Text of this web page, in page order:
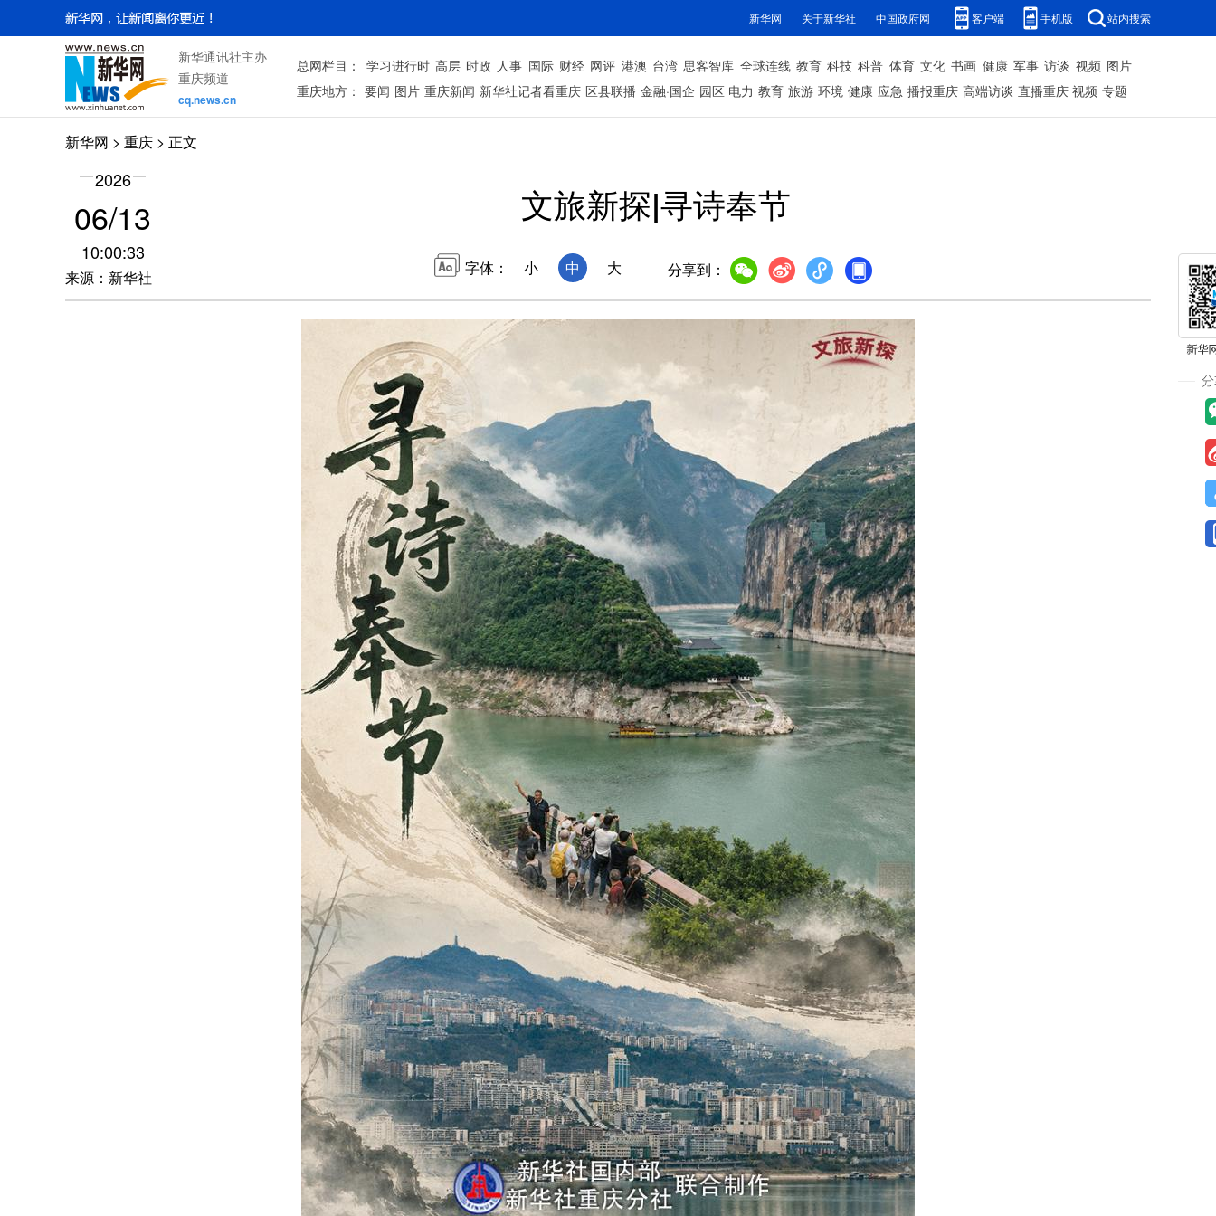
新华网 关于新华社 中国政府网 客户端 手机版 站内搜索
新华通讯社主办
重庆频道
cq.news.cn
总网栏目： 学习进行时 高层 时政 人事 国际 财经 网评 港澳 台湾 思客智库 全球连线 教育 科技 科普 体育 文化 书画 健康 军事 访谈 视频 图片
重庆地方： 要闻 图片 重庆新闻 新华社记者看重庆 区县联播 金融·国企 园区 电力 教育 旅游 环境 健康 应急 播报重庆 高端访谈 直播重庆 视频 专题
新华网 > 重庆 > 正文
2026
06/13
10:00:33
来源：新华社
文旅新探|寻诗奉节
字体： 小 中 大 分享到：